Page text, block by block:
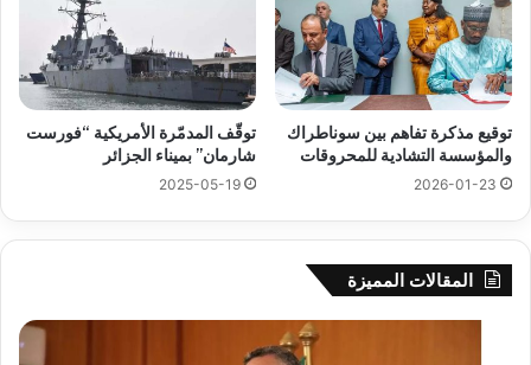
توقيع مذكرة تفاهم بين سوناطراك
والمؤسسة التشادية للمحروقات
2026-01-23
توقّف المدمّرة الأمريكية “فورست
شارمان” بميناء الجزائر
2025-05-19
المقالات المميزة